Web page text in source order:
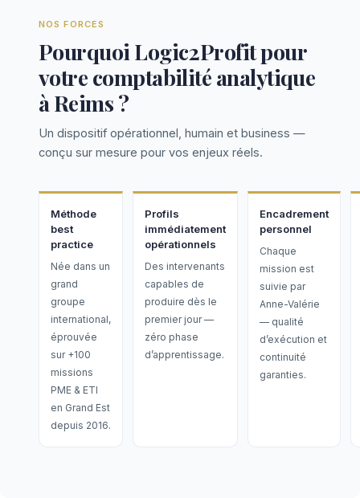
NOS FORCES
Pourquoi Logic2Profit pour
votre comptabilité analytique
à Reims ?
Un dispositif opérationnel, humain et business —
conçu sur mesure pour vos enjeux réels.
Méthode
best
practice
Née dans un
grand
groupe
international,
éprouvée
sur +100
missions
PME & ETI
en Grand Est
depuis 2016.
Profils
immédiatement
opérationnels
Des intervenants
capables de
produire dès le
premier jour —
zéro phase
d’apprentissage.
Encadrement
personnel
Chaque
mission est
suivie par
Anne-Valérie
— qualité
d’exécution et
continuité
garanties.